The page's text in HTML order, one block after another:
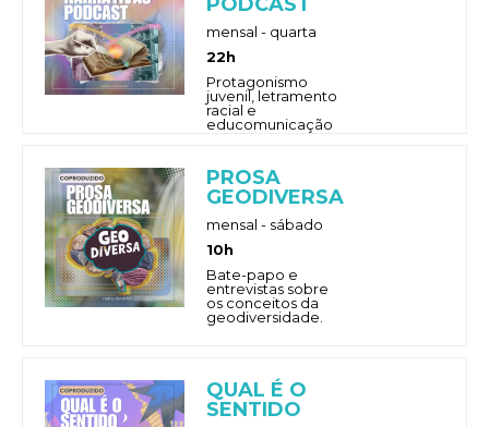
mensal - quarta
22h
Protagonismo
juvenil, letramento
racial e
educomunicação
PROSA
GEODIVERSA
mensal - sábado
10h
Bate-papo e
entrevistas sobre
os conceitos da
geodiversidade.
QUAL É O
SENTIDO